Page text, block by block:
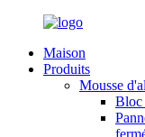
Maison
Produits
Mousse
Bloc